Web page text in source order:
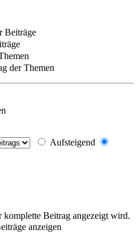
Beiträge
der Themen
Aufsteigend
komplette Beitrag angezeigt wird.
anzeigen